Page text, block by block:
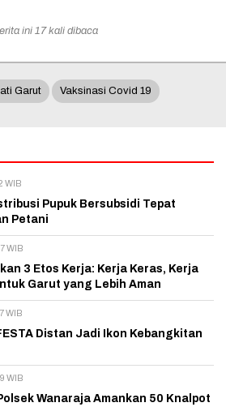
ini 17 kali dibaca
Garut Vaksinasi Covid 19
WIB
Pupuk Bersubsidi Tepat
Petani
WIB
3 Etos Kerja: Kerja Keras, Kerja
Garut yang Lebih Aman
WIB
Distan Jadi Ikon Kebangkitan
WIB
Wanaraja Amankan 50 Knalpot